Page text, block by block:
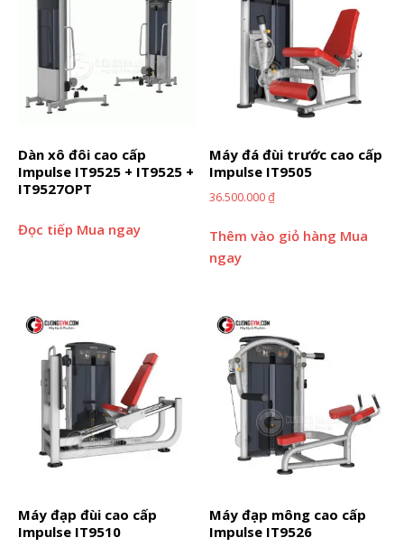
Dàn xô đôi cao cấp
Impulse IT9525 + IT9525 +
IT9527OPT
Đọc tiếp Mua ngay
Máy đá đùi trước cao cấp
Impulse IT9505
36.500.000₫
Thêm vào giỏ hàng Mua
ngay
Máy đạp đùi cao cấp
Impulse IT9510
Máy đạp mông cao cấp
Impulse IT9526